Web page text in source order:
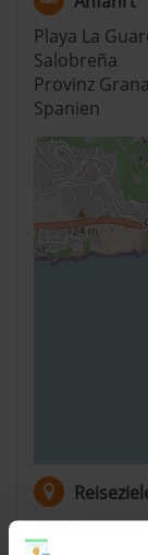
Playa La
Salobreña
Provinz
Spanien
Salobreña,